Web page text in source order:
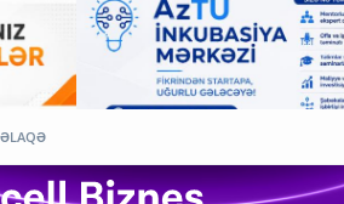
ƏLAQƏ